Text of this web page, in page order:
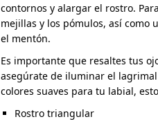
contornos y alargar el rostro.
mejillas y los pómulos, así como
el mentón.
Es importante que resaltes tus
asegúrate de iluminar el
colores suaves para tu labial,
Rostro triangular